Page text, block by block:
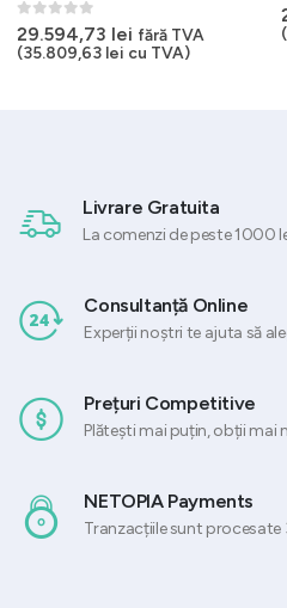
0out of 5
29.594,73 lei fără TVA
(35.809,63 lei cu TVA)
(
Livrare Gratuita
La comenzi de peste 1000
Consultanță Online
Experții noștri te ajuta să
Prețuri Competitive
Plătești mai puțin, obții mai
NETOPIA Payments
Tranzacțiile sunt procesate